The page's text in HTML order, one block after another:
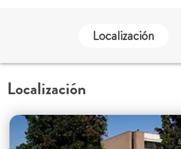
Localización
Localización